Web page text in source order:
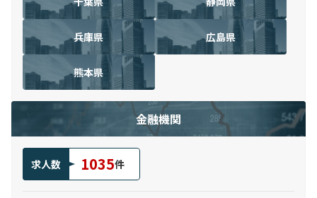
兵庫県 広島県
熊本県
金融機関
求人数 1035件